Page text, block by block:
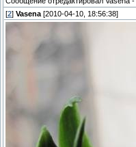
[2] Vasena [2010-04-10, 18:56:38]